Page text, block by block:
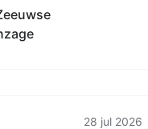
28 jul 2026